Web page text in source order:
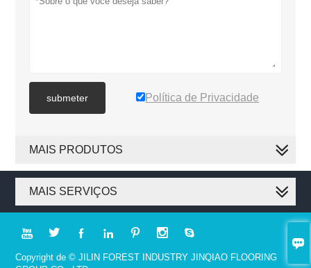

submeter Política de Privacidade
MAIS PRODUTOS
MAIS SERVIÇOS
      
Copyright de © JILIN FOREST INDUSTRY JINQIAO FLOORING